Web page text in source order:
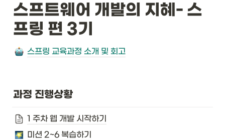
스프트웨어 개발의 지혜- 스
프링 편 3기
스프링 교육과정 소개 및 회고
과정 진행상황
1 주차 웹 개발 시작하기
미션 2~6 복습하기